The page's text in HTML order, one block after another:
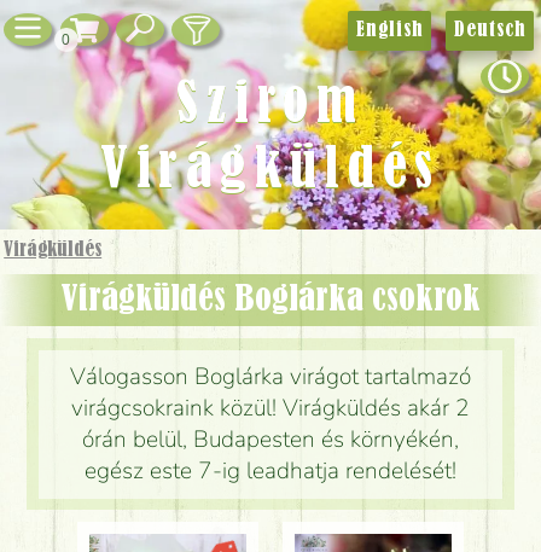
0
Virágküldés
Virágküldés Boglárka csokrok
Válogasson Boglárka virágot tartalmazó
virágcsokraink közül! Virágküldés akár 2
órán belül, Budapesten és környékén,
egész este 7-ig leadhatja rendelését!
English Deutsch
Szirom
Virágküldés